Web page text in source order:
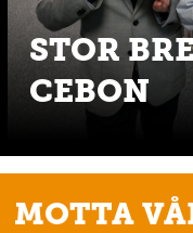
STOR
CEBON
MOTTA